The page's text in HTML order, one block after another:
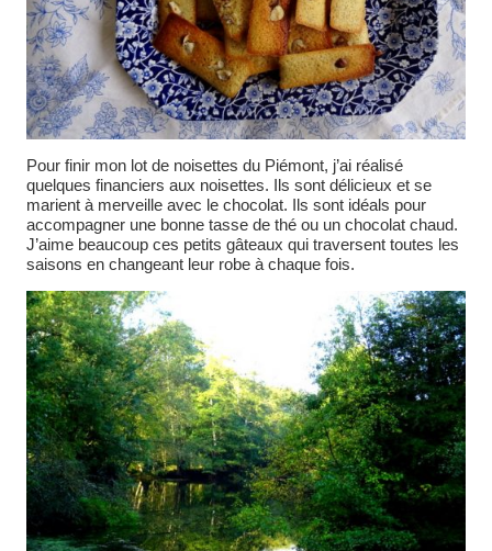
Pour finir mon lot de noisettes du Piémont, j’ai réalisé
quelques financiers aux noisettes. Ils sont délicieux et se
marient à merveille avec le chocolat. Ils sont idéals pour
accompagner une bonne tasse de thé ou un chocolat chaud.
J’aime beaucoup ces petits gâteaux qui traversent toutes les
saisons en changeant leur robe à chaque fois.